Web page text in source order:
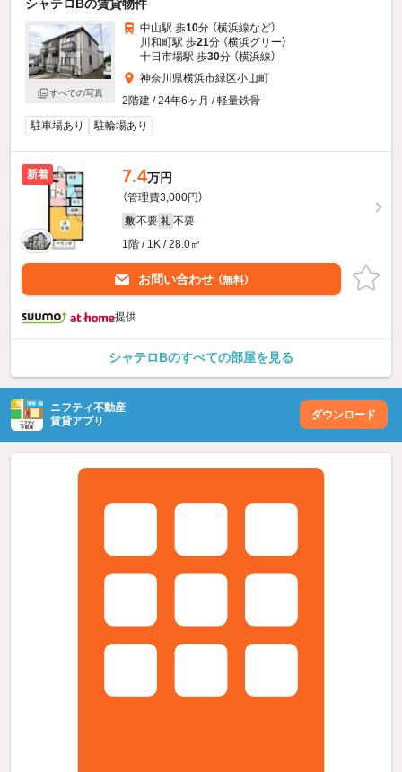
シャテロBの賃貸物件
すべての写真
中山駅 歩10分 （横浜線など）
川和町駅 歩21分 （横浜グリー）
十日市場駅 歩30分 （横浜線）
神奈川県横浜市緑区小山町
2階建 / 24年6ヶ月 / 軽量鉄骨
駐車場あり
駐輪場あり
新着 7.4万円
（管理費3,000円）
敷 不要 礼 不要
1階 / 1K / 28.0㎡
お問い合わせ （無料）
提供
シャテロBのすべての部屋を見る
ニフティ不動産
賃貸アプリ
ダウンロード